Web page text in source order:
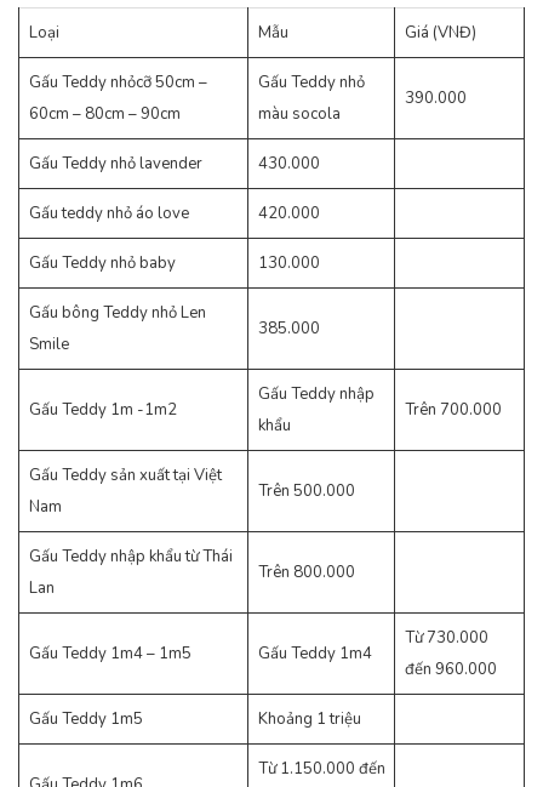
Loại Mẫu Giá (VNĐ)
Gấu Teddy nhỏcỡ 50cm –
60cm – 80cm – 90cm
Gấu Teddy nhỏ
màu socola
390.000
Gấu Teddy nhỏ lavender 430.000
Gấu teddy nhỏ áo love 420.000
Gấu Teddy nhỏ baby 130.000
Gấu bông Teddy nhỏ Len
Smile
385.000
Gấu Teddy 1m -1m2
Gấu Teddy nhập
khẩu
Trên 700.000
Gấu Teddy sản xuất tại Việt
Nam
Trên 500.000
Gấu Teddy nhập khẩu từ Thái
Lan
Trên 800.000
Gấu Teddy 1m4 – 1m5 Gấu Teddy 1m4
Từ 730.000
đến 960.000
Gấu Teddy 1m5 Khoảng 1 triệu
Từ 1.150.000 đến